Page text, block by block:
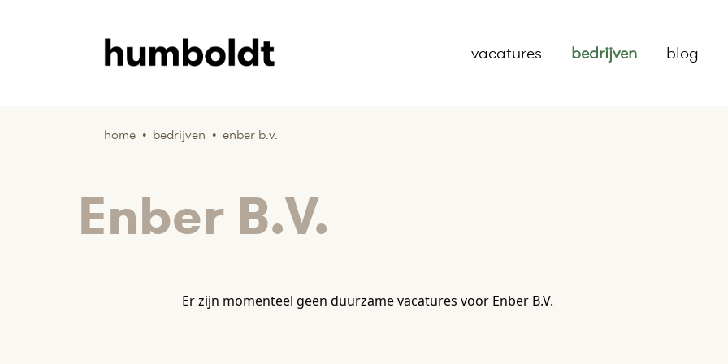
vacatures bedrijven blog
home • bedrijven • enber b.v.
Enber B.V.
Er zijn momenteel geen duurzame vacatures voor Enber B.V.